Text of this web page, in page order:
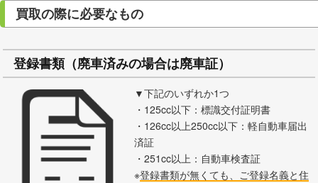
買取の際に必要なもの
登録書類（廃車済みの場合は廃車証）
▼下記のいずれか1つ
・125cc以下：標識交付証明書
・126cc以上250cc以下：軽自動車届出
済証
・251cc以上：自動車検査証
※登録書類が無くても、ご登録名義と住